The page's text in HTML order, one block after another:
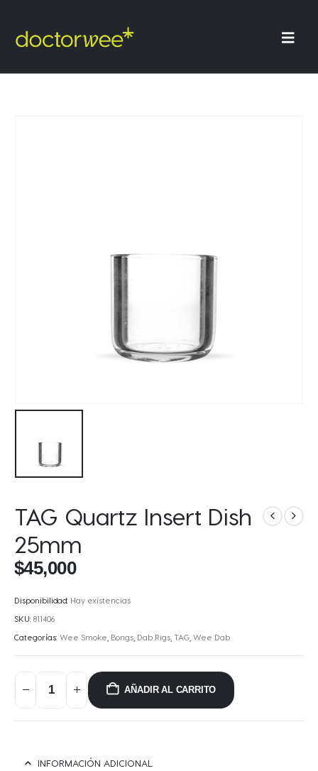
TAG Quartz Insert Dish
25mm
$45,000
Disponibilidad: Hay existencias
SKU: 811406
Categorías: Wee Smoke Bongs Dab Rigs TAG Wee Dab
AÑADIR AL CARRITO
INFORMACIÓN ADICIONAL